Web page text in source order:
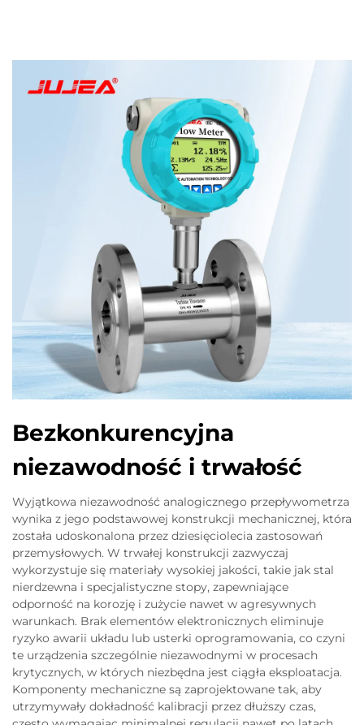
Bezkonkurencyjna
niezawodność i trwałość
Wyjątkowa niezawodność analogicznego przepływometrza
wynika z jego podstawowej konstrukcji mechanicznej, która
została udoskonalona przez dziesięciolecia zastosowań
przemysłowych. W trwałej konstrukcji zazwyczaj
wykorzystuje się materiały wysokiej jakości, takie jak stal
nierdzewna i specjalistyczne stopy, zapewniające
odporność na korozję i zużycie nawet w agresywnych
warunkach. Brak elementów elektronicznych eliminuje
ryzyko awarii układu lub usterki oprogramowania, co czyni
te urządzenia szczególnie niezawodnymi w procesach
krytycznych, w których niezbędna jest ciągła eksploatacja.
Komponenty mechaniczne są zaprojektowane tak, aby
utrzymywały dokładność kalibracji przez dłuższy czas,